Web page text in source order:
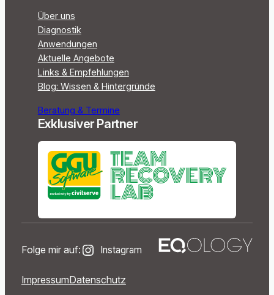
Über uns
Diagnostik
Anwendungen
Aktuelle Angebote
Links & Empfehlungen
Blog: Wissen & Hintergründe
Beratung & Termine
Exklusiver Partner
Folge mir auf: Instagram
ImpressumDatenschutz